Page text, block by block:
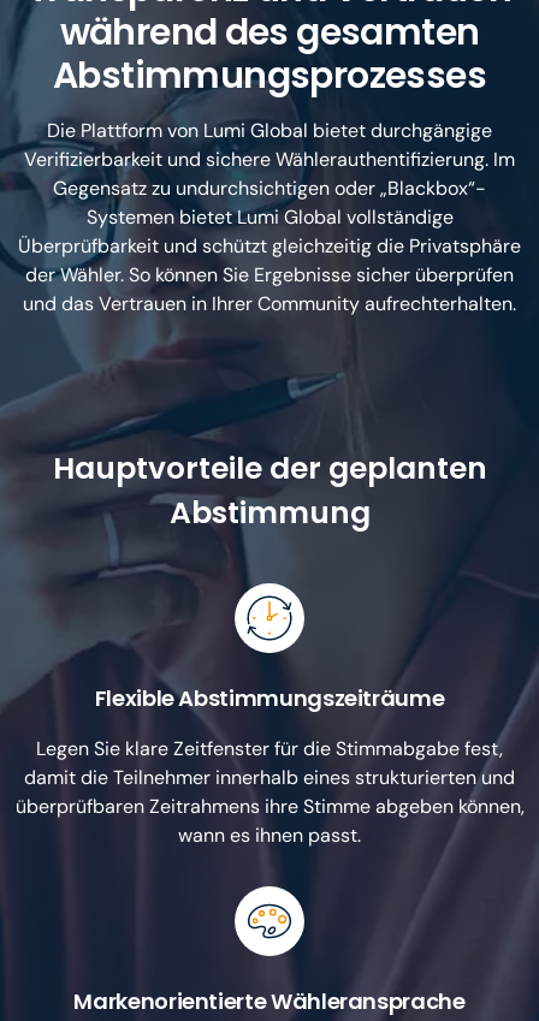
während des gesamten
Abstimmungsprozesses
Die Plattform von Lumi Global bietet durchgängige
Verifizierbarkeit und sichere Wählerauthentifizierung. Im
Gegensatz zu undurchsichtigen oder „Blackbox“-
Systemen bietet Lumi Global vollständige
Überprüfbarkeit und schützt gleichzeitig die Privatsphäre
der Wähler. So können Sie Ergebnisse sicher überprüfen
und das Vertrauen in Ihrer Community aufrechterhalten.
Hauptvorteile der geplanten
Abstimmung
Flexible Abstimmungszeiträume
Legen Sie klare Zeitfenster für die Stimmabgabe fest,
damit die Teilnehmer innerhalb eines strukturierten und
überprüfbaren Zeitrahmens ihre Stimme abgeben können,
wann es ihnen passt.
Markenorientierte Wähleransprache